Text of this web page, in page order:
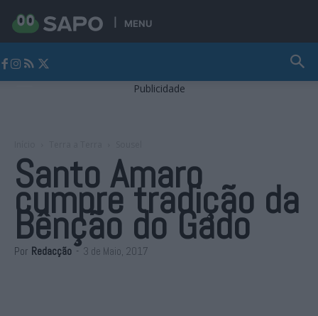
MENU
Publicidade
Santo Amaro
cumpre tradição da
Bênção do Gado
Por Redacção - 3 de Maio, 2017